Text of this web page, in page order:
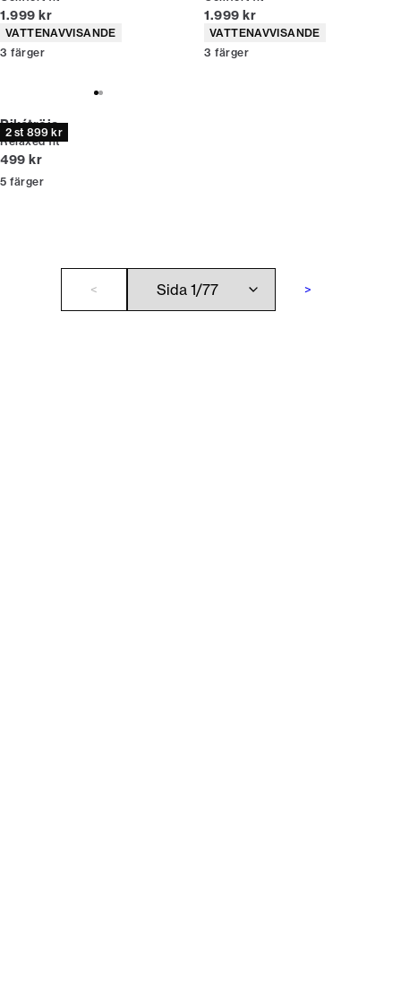
Nuvarande pris
1.999 kr
Produktattribut
VATTENAVVISANDE
3 färger
Nuvarande pris
1.999 kr
Produktattribut
VATTENAVVISANDE
3 färger
2 st 899 kr
Pikétröja
Relaxed fit
Nuvarande pris
499 kr
5 färger